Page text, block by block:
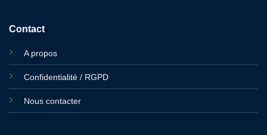
Contact
A propos
Confidentialité / RGPD
Nous contacter